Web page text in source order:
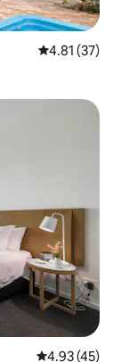
औसत रेटिंग 5 में
4.81 (37)
औसत रेटिंग 5 में
4.93 (45)